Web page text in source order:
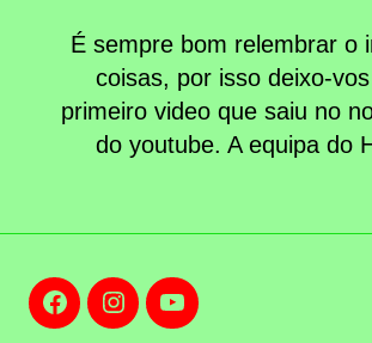
4
É sempre bom relembrar o
coisas, por isso deixo-
primeiro video que saiu no
do youtube. A equipa do
FacebookInstagramYoutube